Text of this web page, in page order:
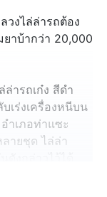
งไล่ล่ารถต้อง
ยาบ้ากว่า 20,000
ารถเก๋ง สีดำ
ร่งเครื่องหนีบน
ำเภอท่าแซะ
ายชุด ไล่ล่า